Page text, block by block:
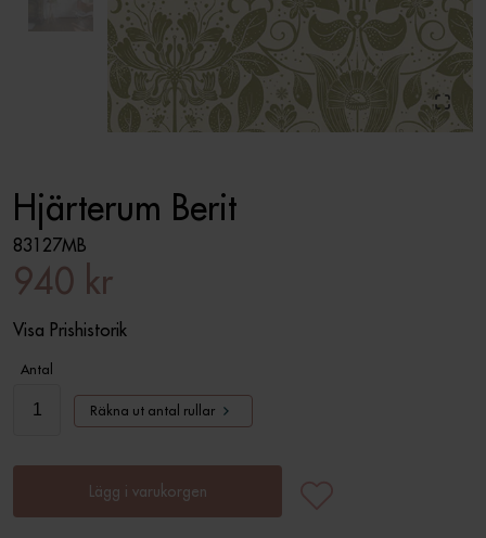
Hjärterum Berit
83127MB
940 kr
Visa Prishistorik
Antal
Räkna ut antal rullar
Lägg i varukorgen